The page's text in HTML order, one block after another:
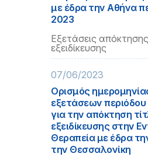
με έδρα την Αθήνα
2023
Εξετάσεις
εξειδίκευσης
07/06/2023
Ορισμός
εξετάσεων περιόδου
για την απόκτηση
εξειδίκευσης στην
Θεραπεία με έδρα
την Θεσσαλονίκη